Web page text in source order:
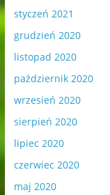
styczeń 2021
grudzień 2020
listopad 2020
październik 2020
wrzesień 2020
sierpień 2020
lipiec 2020
czerwiec 2020
maj 2020